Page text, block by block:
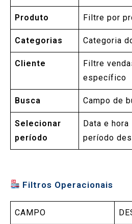
Produto Filtre por
Categorias Categoria
Cliente
Filtre
específico
Busca Campo de
Selecionar
período
Data e
período
Filtros Operacionais
CAMPO